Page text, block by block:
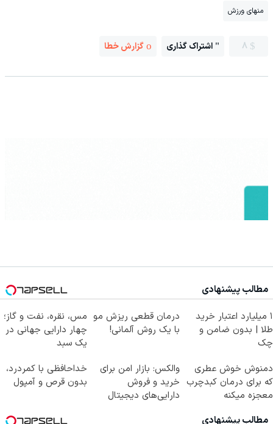
منهای ورزش
8 اشتراک گذاری گزارش خطا
مطالب پیشنهادی
۱ میلیارد اعتبار خرید
طلا | بدون ضامن و
چک
درمان قطعی ریزش مو
با یک روش آلمانی!
مس، نقره، نفت و گاز؛
چهار دارایی جهانی در
یک سبد
دمنوش خوش عطری
که برای درمان کبدچرب
معجزه میکنه
والکس: بازار امن برای
خرید و فروش
دارایی‌های دیجیتال
خداحافظی با کمردرد،
بدون قرص و آمپول
مطالب پیشنهادی